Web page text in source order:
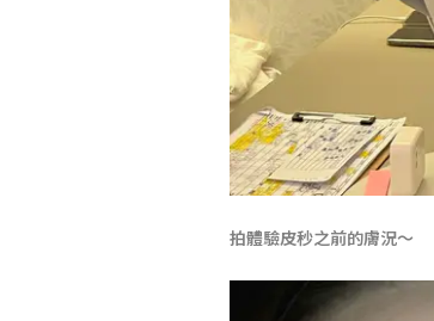
拍體驗皮秒之前的膚況～